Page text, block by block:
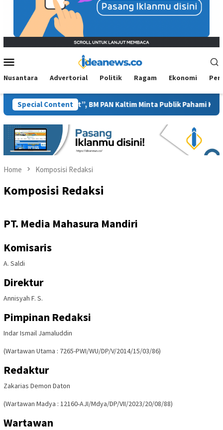
Menu
Nusantara Advertorial Politik Ragam Ekonomi
Special Content
“Tanam Sawit”, BM PAN Kaltim Minta Publik Pahami Konteks
Home Komposisi Redaksi
Komposisi Redaksi
PT. Media Mahasura Mandiri
Komisaris
A. Saldi
Direktur
Annisyah F. S.
Pimpinan Redaksi
Indar Ismail Jamaluddin
(Wartawan Utama : 7265-PWI/WU/DP/V/2014/15/03/86)
Redaktur
Zakarias Demon Daton
(Wartawan Madya : 12160-AJI/Mdya/DP/VII/2023/20/08/88)
Wartawan